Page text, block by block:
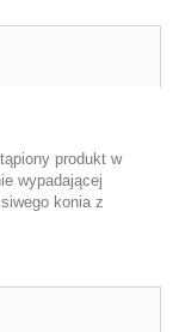
produkt w
wypadającej
konia z